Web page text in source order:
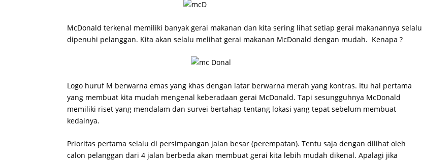
McDonald terkenal memiliki banyak gerai makanan dan kita sering lihat setiap gerai makanannya selalu
dipenuhi pelanggan. Kita akan selalu melihat gerai makanan McDonald dengan mudah. Kenapa ?
Logo huruf M berwarna emas yang khas dengan latar berwarna merah yang kontras. Itu hal pertama
yang membuat kita mudah mengenal keberadaan gerai McDonald. Tapi sesungguhnya McDonald
memiliki riset yang mendalam dan survei bertahap tentang lokasi yang tepat sebelum membuat
kedainya.
Prioritas pertama selalu di persimpangan jalan besar (perempatan). Tentu saja dengan dilihat oleh
calon pelanggan dari 4 jalan berbeda akan membuat gerai kita lebih mudah dikenal. Apalagi jika